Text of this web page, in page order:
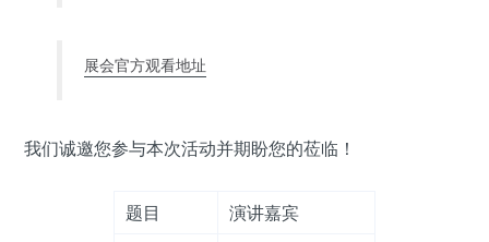
展会官方观看地址
我们诚邀您参与本次活动并期盼您的莅临！
题目 演讲嘉宾